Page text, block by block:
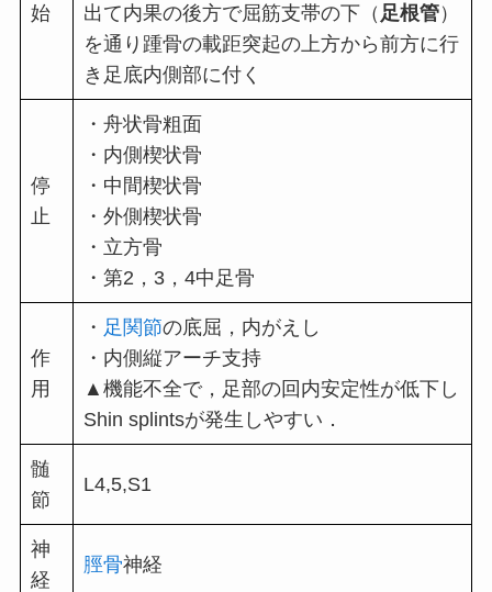
始
出て内果の後方で屈筋支帯の下（ 足根管）
を通り踵骨の載距突起の上方から前方に行
き足底内側部に付く
停
止
・舟状骨粗面
・内側楔状骨
・中間楔状骨
・外側楔状骨
・立方骨
・第2，3，4中足骨
作
用
・ 足関節の底屈，内がえし
・内側縦アーチ支持
▲機能不全で，足部の回内安定性が低下し
Shin splintsが発生しやすい．
髄
節
L4,5,S1
神
経
脛骨神経